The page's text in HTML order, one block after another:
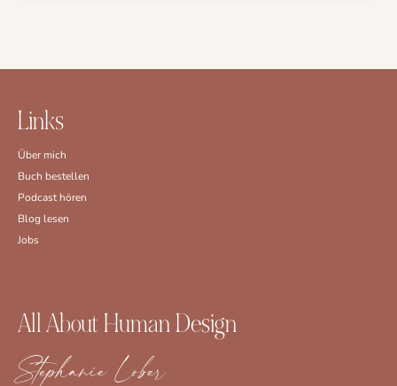
Links
Über mich
Buch bestellen
Podcast hören
Blog lesen
Jobs
All About Human Design
Stephanie Löber